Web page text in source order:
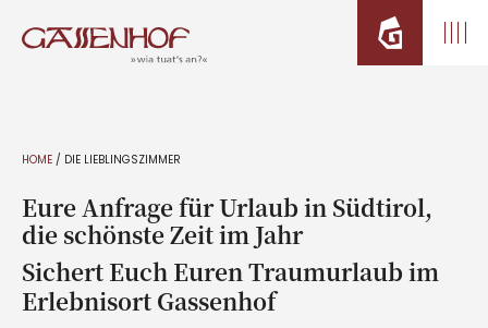
HOME / DIE LIEBLINGSZIMMER
Eure Anfrage für Urlaub in Südtirol,
die schönste Zeit im Jahr
Sichert Euch Euren Traumurlaub im
Erlebnisort Gassenhof